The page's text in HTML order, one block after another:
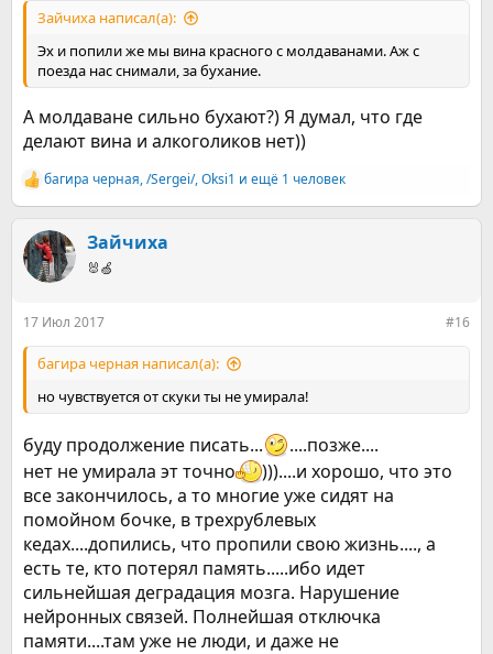
Зайчиха написал(а):
Эх и попили же мы вина красного с молдаванами. Аж с
поезда нас снимали, за бухание.
А молдаване сильно бухают?) Я думал, что где
делают вина и алкоголиков нет))
Р
е
к
ц
и
багира черная,/Sergei/,Оksi1 и ещё 1 человек
Зайчиха
🐰🍏
17 Июл 2017 #16
багира черная написал(а):
но чувствуется от скуки ты не умирала!
буду продолжение писать...
....позже....
нет не умирала эт точно
)))....и хорошо, что это
все закончилось, а то многие уже сидят на
помойном бочке, в трехрублевых
кедах....допились, что пропили свою жизнь...., а
есть те, кто потерял память.....ибо идет
сильнейшая деградация мозга. Нарушение
нейронных связей. Полнейшая отключка
памяти....там уже не люди, и даже не